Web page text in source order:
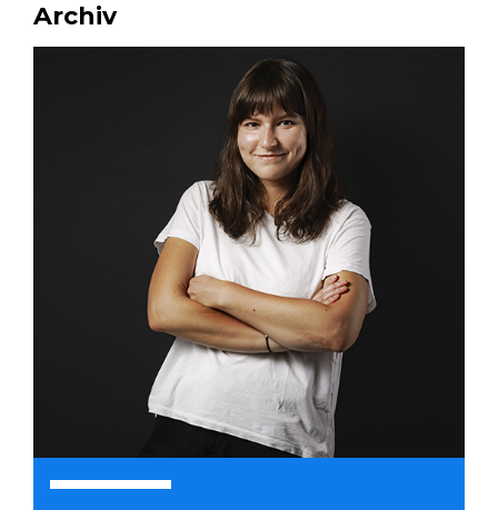
Technologie
Ekonomika a byznys
Kultura a sport
Archiv